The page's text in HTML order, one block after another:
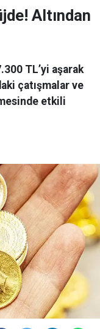
Altından
TL’yi aşarak
çatışmalar ve
etkili